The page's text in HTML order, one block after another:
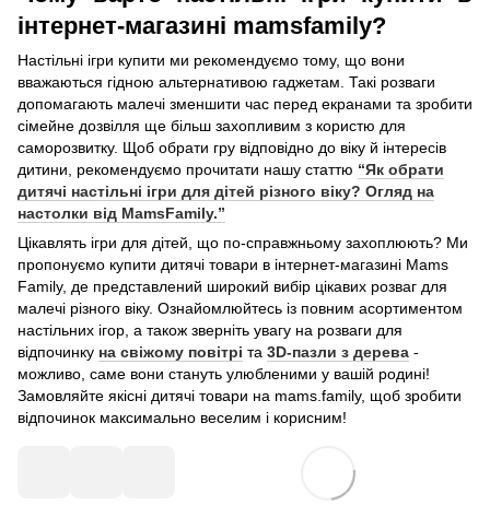
інтернет-магазині mamsfamily?
Настільні ігри купити ми рекомендуємо тому, що вони
вважаються гідною альтернативою гаджетам. Такі розваги
допомагають малечі зменшити час перед екранами та зробити
сімейне дозвілля ще більш захопливим з користю для
саморозвитку. Щоб обрати гру відповідно до віку й інтересів
дитини, рекомендуємо прочитати нашу статтю “Як обрати
дитячі настільні ігри для дітей різного віку? Огляд на
настолки від MamsFamily.”
Цікавлять ігри для дітей, що по-справжньому захоплюють? Ми
пропонуємо купити дитячі товари в інтернет-магазині Mams
Family, де представлений широкий вибір цікавих розваг для
малечі різного віку. Ознайомлюйтесь із повним асортиментом
настільних ігор, а також зверніть увагу на розваги для
відпочинку на свіжому повітрі та 3D-пазли з дерева -
можливо, саме вони стануть улюбленими у вашій родині!
Замовляйте якісні дитячі товари на mams.family, щоб зробити
відпочинок максимально веселим і корисним!